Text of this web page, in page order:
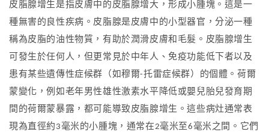
皮脂腺增生是指皮膚中的皮脂腺增大，形成小腫塊。這是一
種無害的良性疾病。皮脂腺是皮膚中的小型器官，分泌一種
稱為皮脂的油性物質，有助於潤滑皮膚和毛髮。皮脂腺增生
可發生於任何人，但更常見於中年人、免疫功能低下者以及
患有某些遺傳性症候群（如穆爾-托雷症候群）的個體。荷爾
蒙變化，例如老年男性雄性激素水平降低或嬰兒胎兒發育期
間的荷爾蒙暴露，都可能導致皮脂腺增生。這些病灶通常表
現為直徑約3毫米的小腫塊，通常在2毫米至6毫米之間。它們